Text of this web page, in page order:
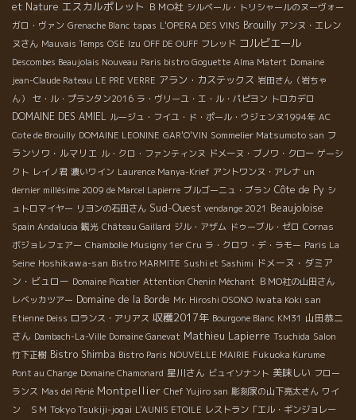
et Nature エスカルポレット ＢＭО社 シルベール・トリシャールのヌーヴォー
ガロ・ヴァン Grenache Blanc tapas L'OPERA DES VINS Brouilly アンヌ・エレン
ヌさん Mauvais Temps OSE Izu OFF DE OUFF フレッド コルビエール
Descombes Beaujolais Nouveau Paris bistro Goguette Alma Matert Domaine
jean-Claude Rateau LE PRE VERRE アラン・カステックス 岩田さん（岩ちゃ
ん）
セ・ル・プランタン2016 ラ・ヴリーユ・エ・ル・パピヨン トロカデロ
DOMAINE DES AMIEL ルージュ・フイユ・ド・ポール・ウジェンヌ1994年 AC
Cote de Brouilly DOMAINE LEONINE GAR'O'VIN Sommelier Matsumoto san フ
ランソワ・ルマリエ ル・クロ・ファンティンヌ ドメーヌ・ブノワ・クロー ゲーシ
クト レイノ君 濃いワイン Laurence Manya-Krief アントワンヌ・アレナ un
dernier millésime 2009 de Marcel Lapierre ブルゴーニュ・ブラン Côte de Py シ
ュトロマイヤー リヨンの石田さん Sud-Ouest vendange 2021 Beaujoloise
Spain Andalucia 観光 Château Gaillard ジル・アザム ドゥーブル・ゼロ Cornas
ボジョレフェアー Chambolle Musigny 1er Cru ラ・クロワ・デ・ラモー Paris La
Seine Hoshikawa-san Bistro MARMITE Sushi et Sashimi ドメーヌ・ダミア
ン・ビュロー Domaine Picatier Attention Chenin Méchant ＢＭО社の山田さん
レベッカツアー Domaine de la Borde Mr. Hiroshi OSONO Iwata Koki san
Etienne Deiss ロランス・アリアス 収穫2017年 Bourgone Blanc KM31 山田恭二
さん Dambach-La-Ville Domaine Ganevat Mathieu Lapierre Tsuchida Salon
竹下正樹 Bistro Shimba Bistro Paris NOUVELLE MAIRIE Fukuoka Kurume
Pont au Change Domaine Chamonard 星川さん ビュイソナント 美味しい フロー
ランス Mas del Périé Montpellier Chef Yujiro san 彫刻家の山下亮太さん ワイ
ン ＳＭ Tokyo Tsukiji-jogai L'AUNIS ETOILE レストラン「エル・ギンジョレー